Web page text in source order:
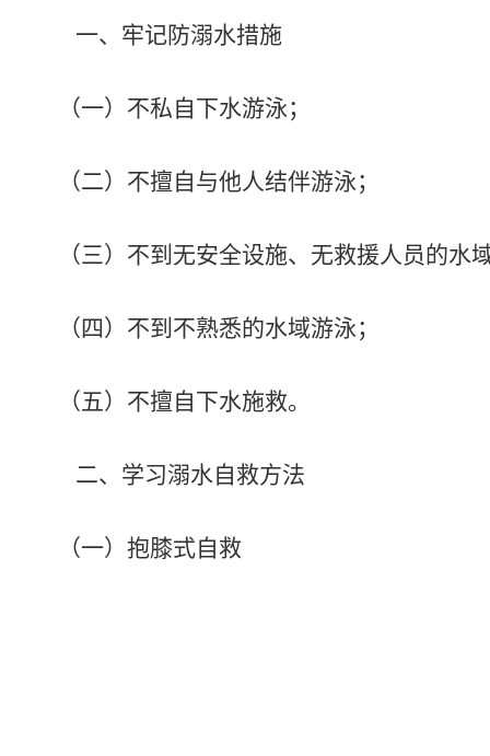
一、牢记防溺水措施
（一）不私自下水游泳；
（二）不擅自与他人结伴游泳；
（三）不到无安全设施、无救援人员的水
（四）不到不熟悉的水域游泳；
（五）不擅自下水施救。
二、学习溺水自救方法
（一） 抱膝式自救